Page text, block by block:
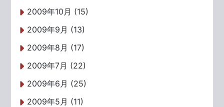
2009年10月 (15)
2009年9月 (13)
2009年8月 (17)
2009年7月 (22)
2009年6月 (25)
2009年5月 (11)